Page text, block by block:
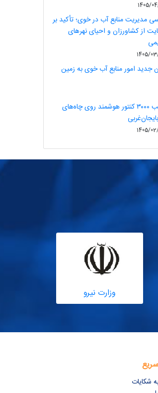
1405/
مدیریت منابع آب در خوی؛ تأکید بر
از کشاورزان و احیای نهرهای
1405/
جدید امور منابع آب خوی به زمین
نصب ۳۰۰۰ کنتور هوشمند روی چاه‌های
1405/
وزارت نیرو
شکایات